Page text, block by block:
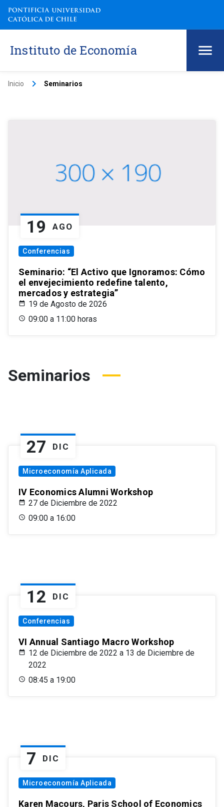
Instituto de Economía
Inicio keyboard_arrow_right Seminarios
19 AGO
Conferencias
Seminario: “El Activo que Ignoramos: Cómo
el envejecimiento redefine talento,
mercados y estrategia”
19 de Agosto de 2026
09:00 a 11:00 horas
Seminarios
27 DIC
Microeconomía Aplicada
IV Economics Alumni Workshop
27 de Diciembre de 2022
09:00 a 16:00
12 DIC
Conferencias
VI Annual Santiago Macro Workshop
12 de Diciembre de 2022 a 13 de Diciembre de
2022
08:45 a 19:00
7 DIC
Microeconomía Aplicada
Karen Macours, Paris School of Economics